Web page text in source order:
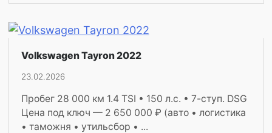
Volkswagen Tayron 2022
23.02.2026
Пробег 28 000 км 1.4 TSI • 150 л.с. • 7-ступ. DSG
Цена под ключ — 2 650 000 ₽ (авто • логистика
• таможня • утильсбор • ...